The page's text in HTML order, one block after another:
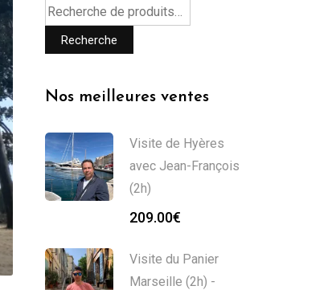
Recherche
Nos meilleures ventes
Visite de Hyères
avec Jean-François
(2h)
209.00€
Visite du Panier
Marseille (2h) -